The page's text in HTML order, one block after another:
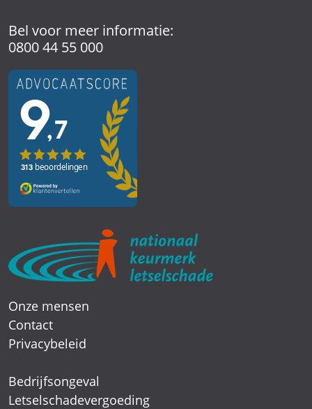
Bel voor meer informatie:
0800 44 55 000
Onze mensen
Contact
Privacybeleid
Bedrijfsongeval
Letselschadevergoeding